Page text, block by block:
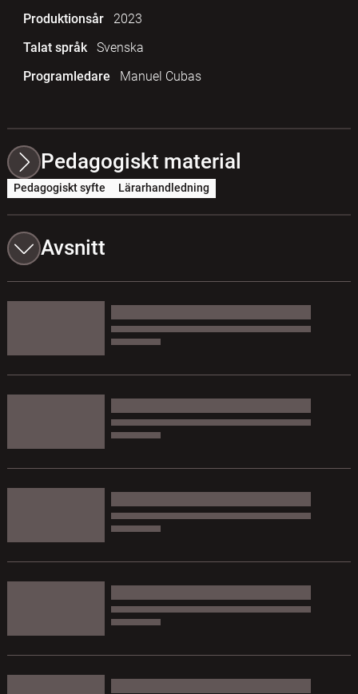
Produktionsår
2023
Talat språk
Svenska
Programledare
Manuel Cubas
Pedagogiskt material
Pedagogiskt syfte Lärarhandledning
Avsnitt